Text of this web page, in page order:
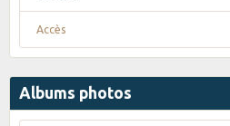
Accès
Albums photos